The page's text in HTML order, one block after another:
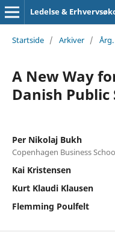
Ledelse &
Startside / Arkiver /
A New Way
Danish Public
Per Nikolaj Bukh
Copenhagen Business
Kai Kristensen
Kurt Klaudi Klausen
Flemming Poulfelt